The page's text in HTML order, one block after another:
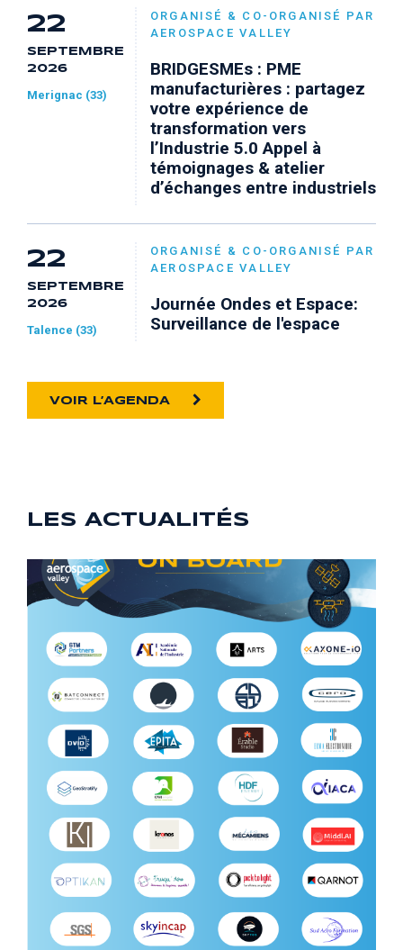
22
SEPTEMBRE
2026
Merignac (33)
ORGANISÉ & CO-ORGANISÉ PAR
AEROSPACE VALLEY
BRIDGESMEs : PME
manufacturières : partagez
votre expérience de
transformation vers
l’Industrie 5.0 Appel à
témoignages & atelier
d’échanges entre industriels
22
SEPTEMBRE
2026
Talence (33)
ORGANISÉ & CO-ORGANISÉ PAR
AEROSPACE VALLEY
Journée Ondes et Espace:
Surveillance de l'espace
VOIR L’AGENDA
LES ACTUALITÉS